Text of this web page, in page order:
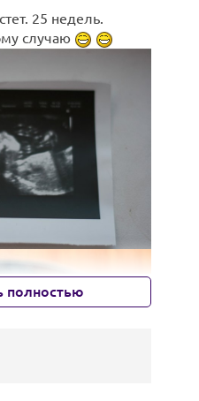
25 недель.
случаю
полностью